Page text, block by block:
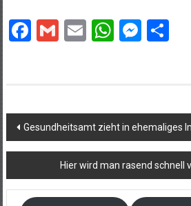
Facebook
Gmail
Email
Beitragsnavigation
Gesundheitsamt zieht in ehemaliges
Hier wird man rasend schnell